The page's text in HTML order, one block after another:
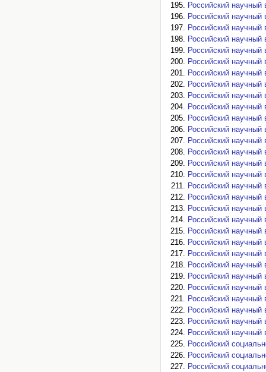
Российский научный
Российский
Российский
Российский
Российский
Российский
Российский
Российский научный
Российский
Российский
Российский
Российский
Российский научный
Российский научный
Российский научный
Российский научный
Российский
Российский научный
Российский
Российский
Российский
Российский
Российский
Российский
Российский
Российский научный
Российский научный
Российский научный
Российский научный
Российский научный
Российский
Российский
Российский